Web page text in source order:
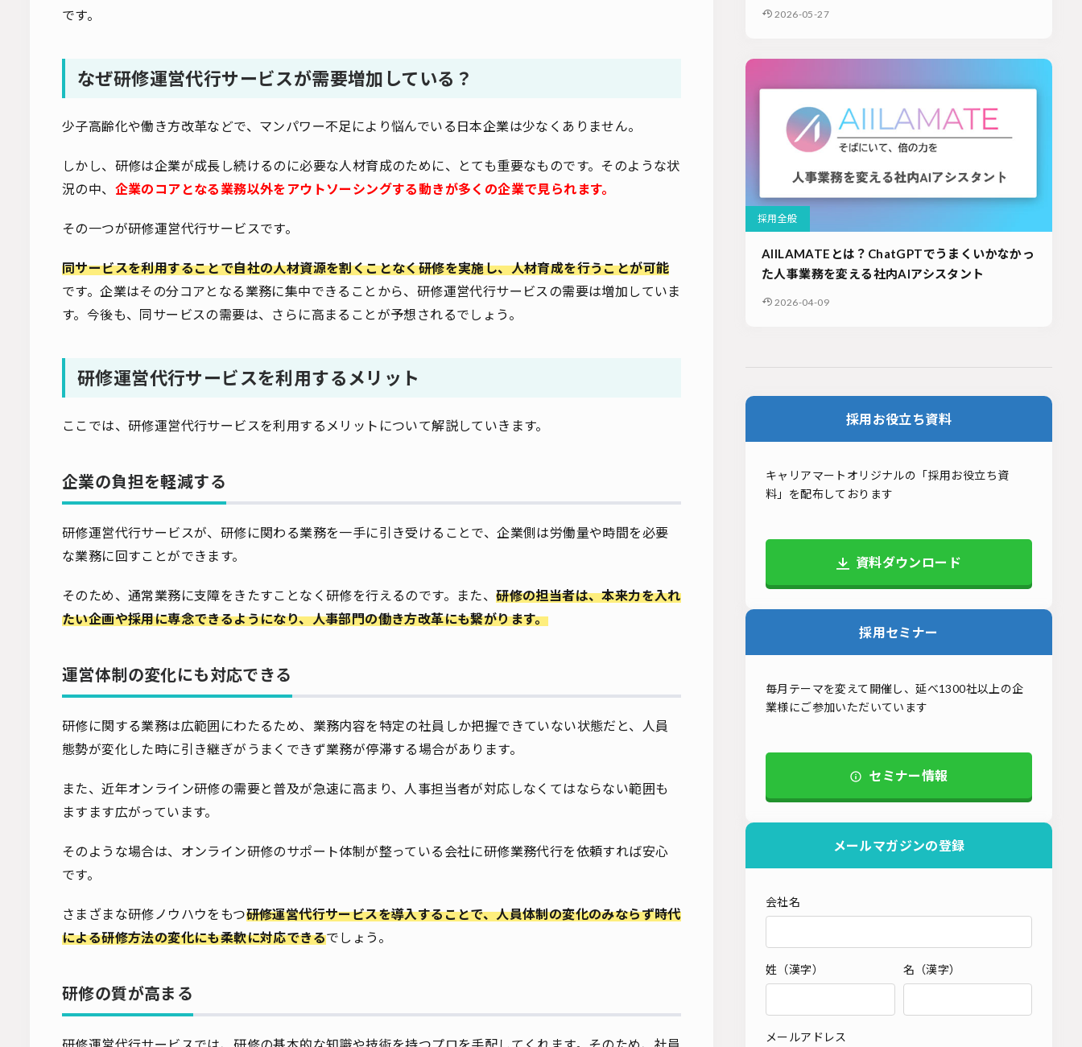
です。
なぜ研修運営代行サービスが需要増加している？
少子高齢化や働き方改革などで、マンパワー不足により悩んでいる日本企業は少なくありません。
しかし、研修は企業が成長し続けるのに必要な人材育成のために、とても重要なものです。そのような状
況の中、 企業のコアとなる業務以外をアウトソーシングする動きが多くの企業で見られます。
その一つが研修運営代行サービスです。
同サービスを利用することで自社の人材資源を割くことなく研修を実施し、人材育成を行うことが可能
です。企業はその分コアとなる業務に集中できることから、研修運営代行サービスの需要は増加していま
す。今後も、同サービスの需要は、さらに高まることが予想されるでしょう。
研修運営代行サービスを利用するメリット
ここでは、研修運営代行サービスを利用するメリットについて解説していきます。
企業の負担を軽減する
研修運営代行サービスが、研修に関わる業務を一手に引き受けることで、企業側は労働量や時間を必要
な業務に回すことができます。
そのため、通常業務に支障をきたすことなく研修を行えるのです。また、研修の担当者は、本来力を入れ
たい企画や採用に専念できるようになり、人事部門の働き方改革にも繋がります。
運営体制の変化にも対応できる
研修に関する業務は広範囲にわたるため、業務内容を特定の社員しか把握できていない状態だと、人員
態勢が変化した時に引き継ぎがうまくできず業務が停滞する場合があります。
また、近年オンライン研修の需要と普及が急速に高まり、人事担当者が対応しなくてはならない範囲も
ますます広がっています。
そのような場合は、オンライン研修のサポート体制が整っている会社に研修業務代行を依頼すれば安心
です。
さまざまな研修ノウハウをもつ研修運営代行サービスを導入することで、人員体制の変化のみならず時代
による研修方法の変化にも柔軟に対応できるでしょう。
研修の質が高まる
研修運営代行サービスでは、研修の基本的な知識や技術を持つプロを手配してくれます。そのため、社員
2026-05-27
採用全般
AIILAMATEとは？ChatGPTでうまくいかなかっ
た人事業務を変える社内AIアシスタント
2026-04-09
採用お役立ち資料
キャリアマートオリジナルの「採用お役立ち資
料」を配布しております
資料ダウンロード
採用セミナー
毎月テーマを変えて開催し、延べ1300社以上の企
業様にご参加いただいています
セミナー情報
メールマガジンの登録
会社名
姓（漢字） 名（漢字）
メールアドレス